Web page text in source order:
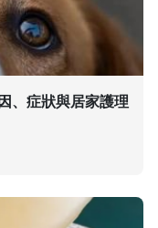
、症狀與居家護理